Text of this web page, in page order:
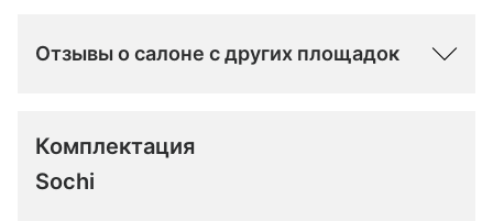
Отзывы о салоне с других площадок
Комплектация
Sochi